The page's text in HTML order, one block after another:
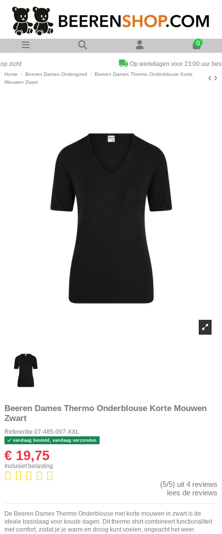
0
Op werkdagen voor 23:00 uur besteld zelfde dag verzonden
Home Beeren Dames Ondergoed
Beeren Dames Thermo Onderblouse Korte
Mouwen Zwart
Beeren Dames Thermo Onderblouse Korte Mouwen
Zwart
Referentie 07-485-007-XXL
vandaag besteld, vandaag verzonden
€ 19,75
Inclusief belasting
(5/5) uit 4 reviews
lees de reviews
De Beeren Dames Thermo Onderblouse met korte mouwen in zwart is de
ideale basislaag voor koude dagen. Dit thermo shirt combineert functionaliteit
met comfort, zodat je je warm en droog kunt voelen, ongeacht het weer.